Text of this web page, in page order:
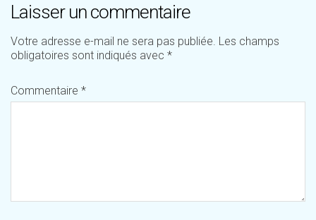
Laisser un commentaire
Votre adresse e-mail ne sera pas publiée. Les champs
obligatoires sont indiqués avec *
Commentaire *